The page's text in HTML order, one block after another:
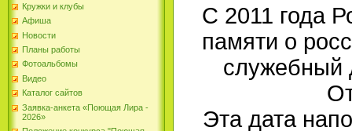
Кружки и клубы
Афиша
Новости
Планы работы
Фотоальбомы
Видео
Каталог сайтов
Заявка-анкета «Поющая Лира -
2026»
С 2011 года
памяти о
служебный
Эта дата